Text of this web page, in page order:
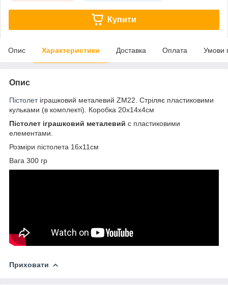
Купити
Опис Характеристики Доставка Оплата Умови
Опис
Пістолетіграшковий металевий ZM22. Стріляє пластиковими
кульками (в комплекті). Коробка 20х14х4см
Пістолет іграшковий металевий c пластиковими
елементами.
Розміри пістолета 16х11см
Вага 300 гр
Приховати